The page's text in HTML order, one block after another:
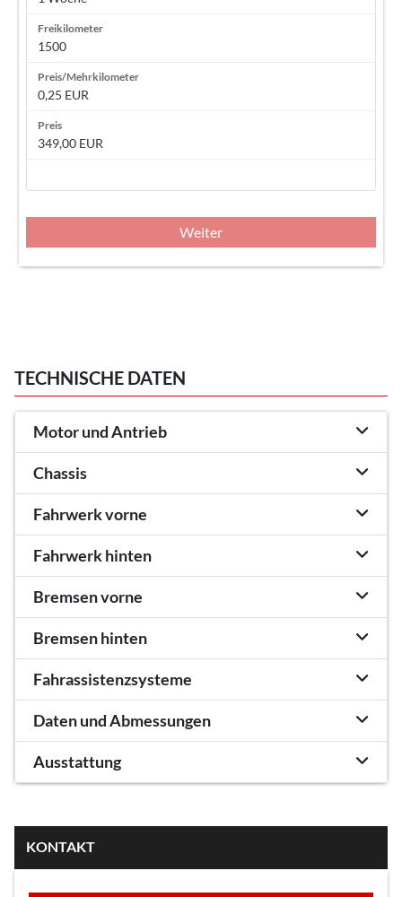
1500
0,25 EUR
349,00 EUR
Weiter
TECHNISCHE DATEN
Motor und Antrieb
Chassis
Fahrwerk vorne
Fahrwerk hinten
Bremsen vorne
Bremsen hinten
Fahrassistenzsysteme
Daten und Abmessungen
Ausstattung
KONTAKT